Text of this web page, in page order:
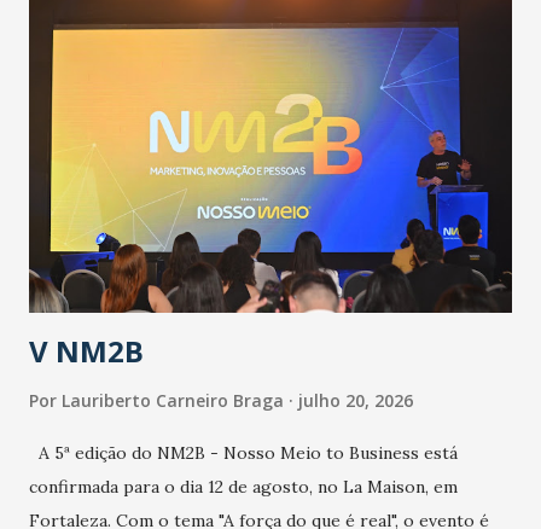
população suspeita e de cuidados com os ambientes
públicos e domiciliares. “Nós não estamos vivendo uma
epidemia comum, como temos em todos os anos, com
aumento de casos de dengue, influenza ou H1N1. Trata-se
de uma epidemia com um vírus diferente, com um poder de
contaminação maior que outros coronavírus”, apontou o
secretário. Segundo ele, é uma epidemia com chance de
contaminação alta, podendo gerar um grande risco à
população e ao sistema de saúde. “Precisamos saber fazer a
estratificação do risco da doença, para não so...
V NM2B
Por Lauriberto Carneiro Braga julho 20, 2026
A 5ª edição do NM2B - Nosso Meio to Business está
confirmada para o dia 12 de agosto, no La Maison, em
Fortaleza. Com o tema "A força do que é real", o evento é